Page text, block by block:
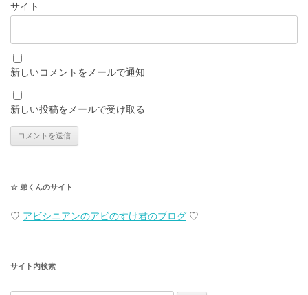
サイト
新しいコメントをメールで通知
新しい投稿をメールで受け取る
☆ 弟くんのサイト
♡ アビシニアンのアビのすけ君のブログ ♡
サイト内検索